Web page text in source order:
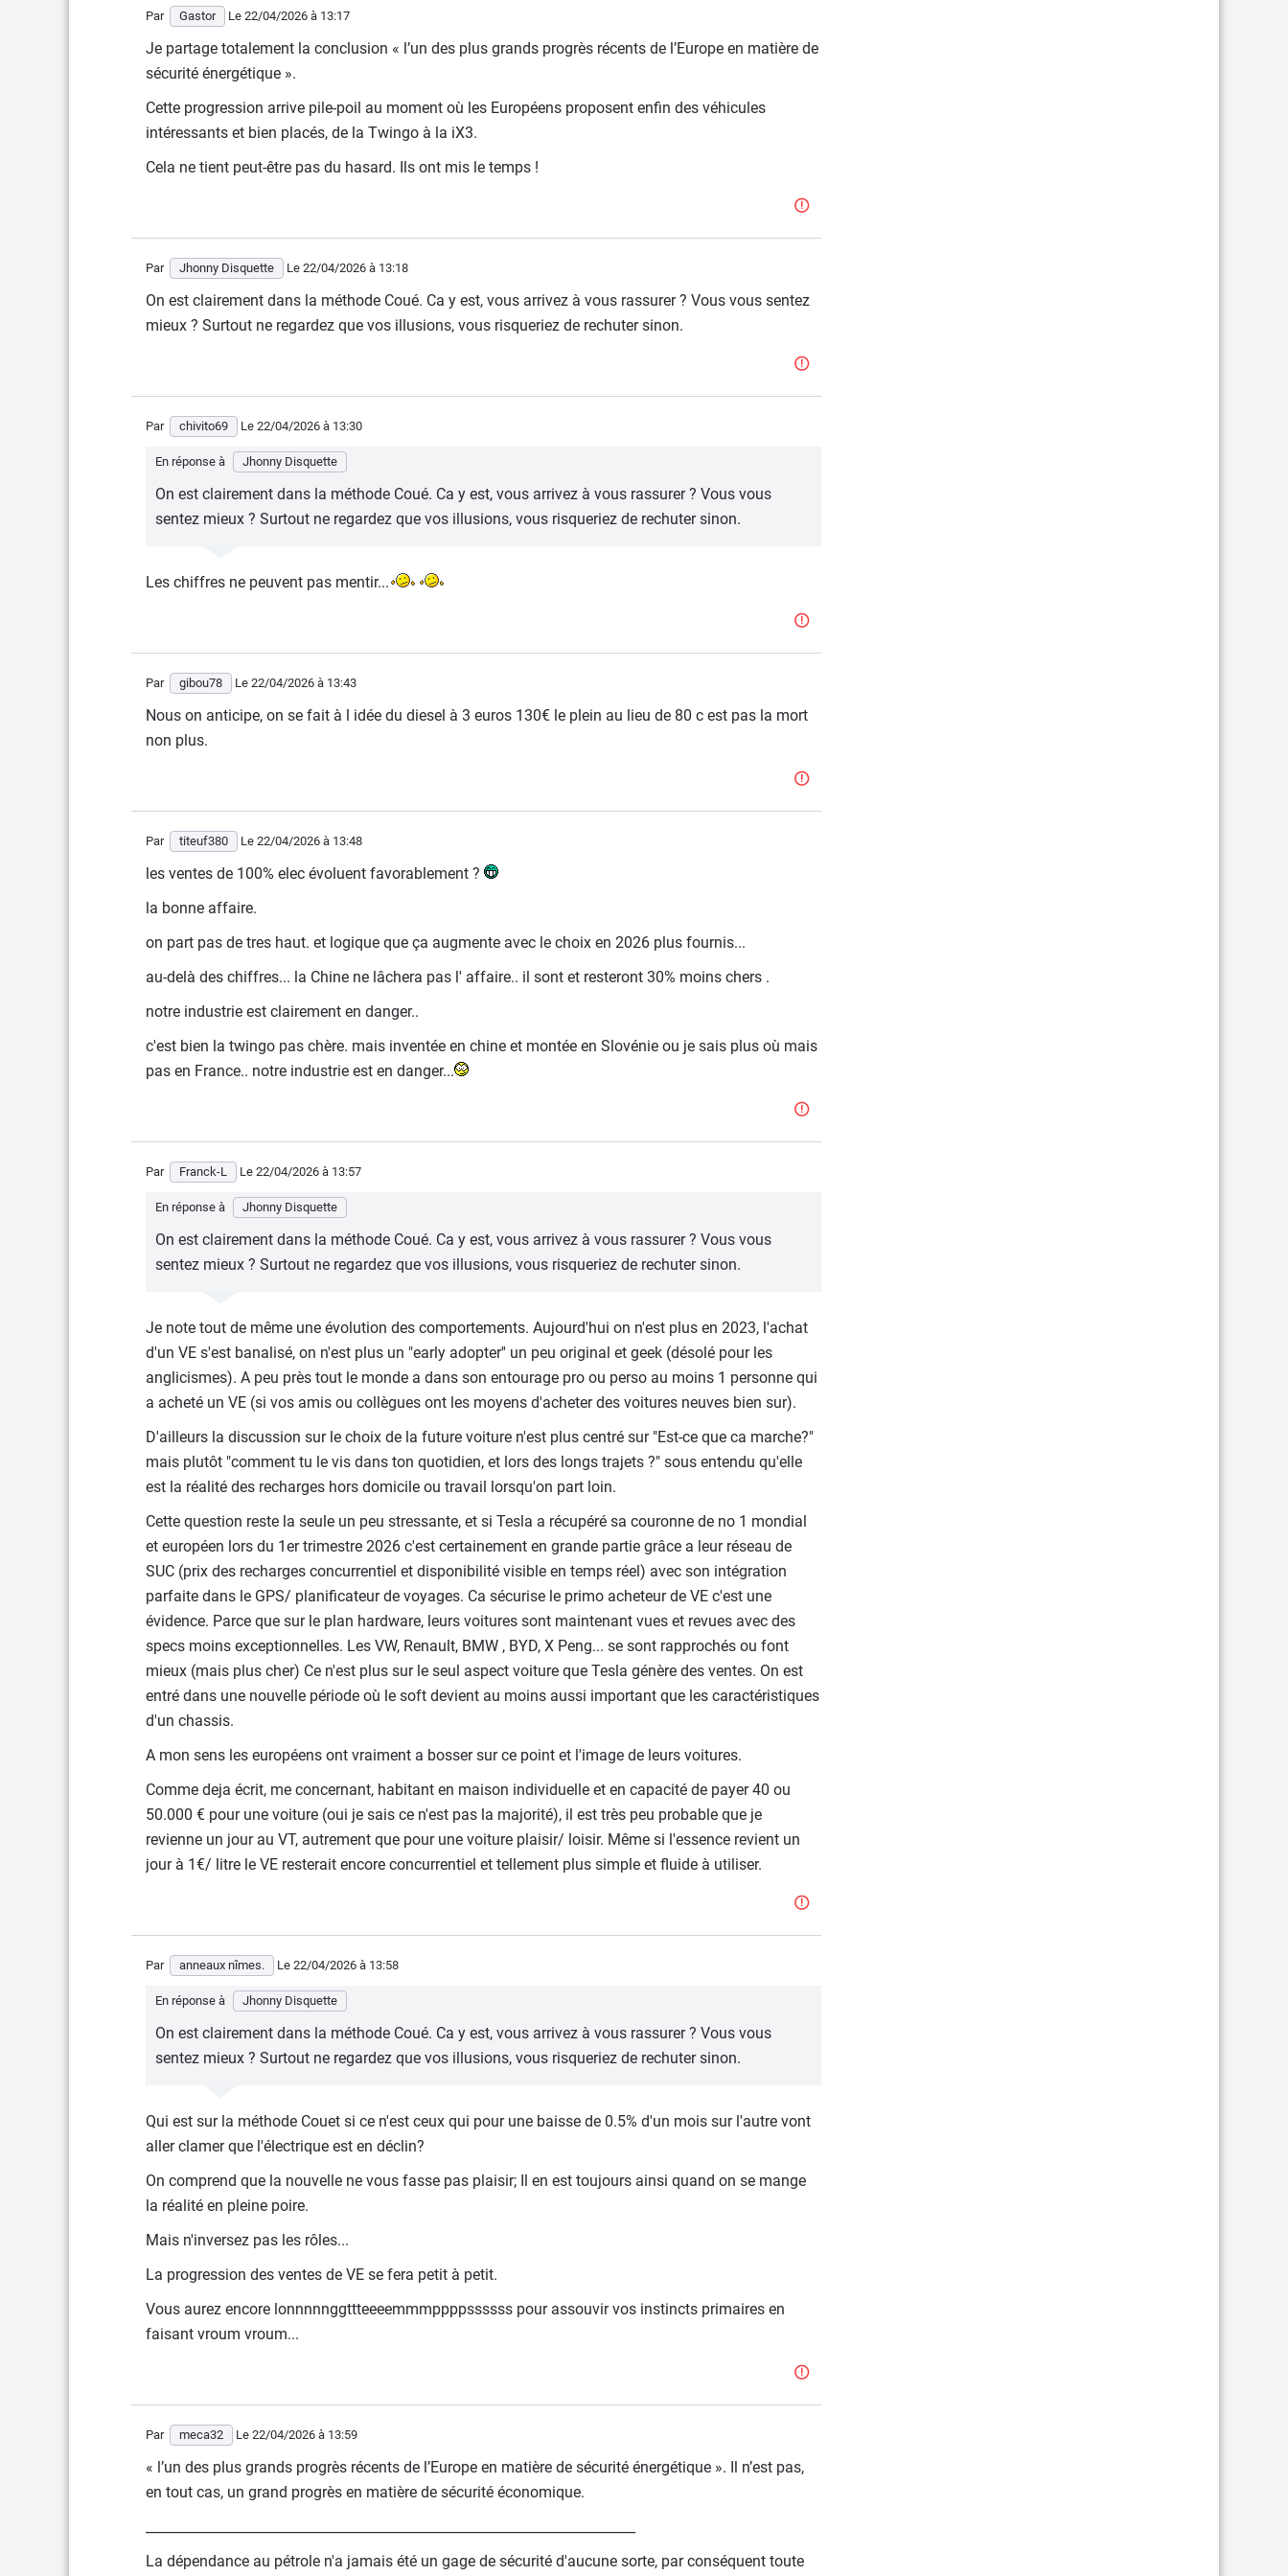
Par Gastor Le 22/04/2026 à 13:17
Je partage totalement la conclusion « l’un des plus grands progrès récents de l’Europe en matière de
sécurité énergétique ».
Cette progression arrive pile-poil au moment où les Européens proposent enfin des véhicules
intéressants et bien placés, de la Twingo à la iX3.
Cela ne tient peut-être pas du hasard. Ils ont mis le temps !
Par Jhonny Disquette Le 22/04/2026 à 13:18
On est clairement dans la méthode Coué. Ca y est, vous arrivez à vous rassurer ? Vous vous sentez
mieux ? Surtout ne regardez que vos illusions, vous risqueriez de rechuter sinon.
Par chivito69 Le 22/04/2026 à 13:30
En réponse à Jhonny Disquette
On est clairement dans la méthode Coué. Ca y est, vous arrivez à vous rassurer ? Vous vous
sentez mieux ? Surtout ne regardez que vos illusions, vous risqueriez de rechuter sinon.
Les chiffres ne peuvent pas mentir...
Par gibou78 Le 22/04/2026 à 13:43
Nous on anticipe, on se fait à l idée du diesel à 3 euros 130€ le plein au lieu de 80 c est pas la mort
non plus.
Par titeuf380 Le 22/04/2026 à 13:48
les ventes de 100% elec évoluent favorablement ?
la bonne affaire.
on part pas de tres haut. et logique que ça augmente avec le choix en 2026 plus fournis...
au-delà des chiffres... la Chine ne lâchera pas l' affaire.. il sont et resteront 30% moins chers .
notre industrie est clairement en danger..
c'est bien la twingo pas chère. mais inventée en chine et montée en Slovénie ou je sais plus où mais
pas en France.. notre industrie est en danger...
Par Franck-L Le 22/04/2026 à 13:57
En réponse à Jhonny Disquette
On est clairement dans la méthode Coué. Ca y est, vous arrivez à vous rassurer ? Vous vous
sentez mieux ? Surtout ne regardez que vos illusions, vous risqueriez de rechuter sinon.
Je note tout de même une évolution des comportements. Aujourd'hui on n'est plus en 2023, l'achat
d'un VE s'est banalisé, on n'est plus un "early adopter'' un peu original et geek (désolé pour les
anglicismes). A peu près tout le monde a dans son entourage pro ou perso au moins 1 personne qui
a acheté un VE (si vos amis ou collègues ont les moyens d'acheter des voitures neuves bien sur).
D'ailleurs la discussion sur le choix de la future voiture n'est plus centré sur "Est-ce que ca marche?"
mais plutôt "comment tu le vis dans ton quotidien, et lors des longs trajets ?" sous entendu qu'elle
est la réalité des recharges hors domicile ou travail lorsqu'on part loin.
Cette question reste la seule un peu stressante, et si Tesla a récupéré sa couronne de no 1 mondial
et européen lors du 1er trimestre 2026 c'est certainement en grande partie grâce a leur réseau de
SUC (prix des recharges concurrentiel et disponibilité visible en temps réel) avec son intégration
parfaite dans le GPS/ planificateur de voyages. Ca sécurise le primo acheteur de VE c'est une
évidence. Parce que sur le plan hardware, leurs voitures sont maintenant vues et revues avec des
specs moins exceptionnelles. Les VW, Renault, BMW , BYD, X Peng... se sont rapprochés ou font
mieux (mais plus cher) Ce n'est plus sur le seul aspect voiture que Tesla génère des ventes. On est
entré dans une nouvelle période où le soft devient au moins aussi important que les caractéristiques
d'un chassis.
A mon sens les européens ont vraiment a bosser sur ce point et l'image de leurs voitures.
Comme deja écrit, me concernant, habitant en maison individuelle et en capacité de payer 40 ou
50.000 € pour une voiture (oui je sais ce n'est pas la majorité), il est très peu probable que je
revienne un jour au VT, autrement que pour une voiture plaisir/ loisir. Même si l'essence revient un
jour à 1€/ litre le VE resterait encore concurrentiel et tellement plus simple et fluide à utiliser.
Par anneaux nîmes. Le 22/04/2026 à 13:58
En réponse à Jhonny Disquette
On est clairement dans la méthode Coué. Ca y est, vous arrivez à vous rassurer ? Vous vous
sentez mieux ? Surtout ne regardez que vos illusions, vous risqueriez de rechuter sinon.
Qui est sur la méthode Couet si ce n'est ceux qui pour une baisse de 0.5% d'un mois sur l'autre vont
aller clamer que l'électrique est en déclin?
On comprend que la nouvelle ne vous fasse pas plaisir; Il en est toujours ainsi quand on se mange
la réalité en pleine poire.
Mais n'inversez pas les rôles...
La progression des ventes de VE se fera petit à petit.
Vous aurez encore lonnnnnggttteeeemmmppppssssss pour assouvir vos instincts primaires en
faisant vroum vroum...
Par meca32 Le 22/04/2026 à 13:59
« l’un des plus grands progrès récents de l’Europe en matière de sécurité énergétique ». Il n’est pas,
en tout cas, un grand progrès en matière de sécurité économique.
La dépendance au pétrole n'a jamais été un gage de sécurité d'aucune sorte, par conséquent toute